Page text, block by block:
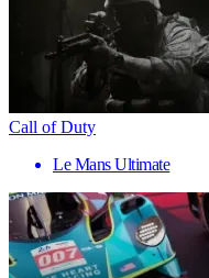
Call of Duty
Le Mans Ultimate